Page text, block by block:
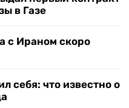
в Газе
с Ираном скоро
себя: что известно о